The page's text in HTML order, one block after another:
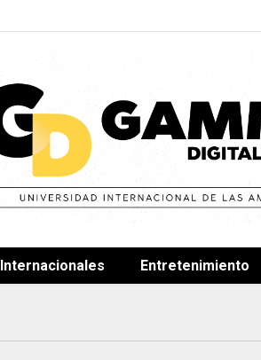
Internacionales Entretenimiento